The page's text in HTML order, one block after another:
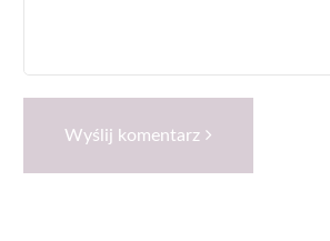
Wyślij komentarz